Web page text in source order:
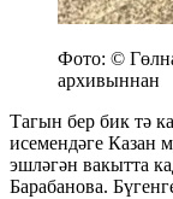
Фото: ©
архивыннан
Тагын бер бик тә
исемендәге Казан
эшләгән вакытта
Барабанова.